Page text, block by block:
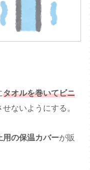
タオルを巻いてビニ
ないようにする。
用の保温カバーが販